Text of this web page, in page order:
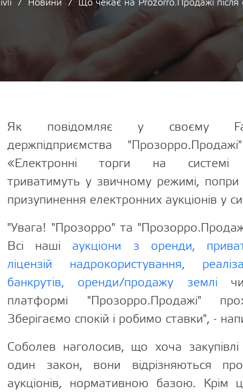
Новини Що чекає на Prozorro.Продажі після
Як повідомляє у своєму
держпідприємства
«Електронні торги на системі
триватимуть у звичному режимі,
призупинення електронних аукціонів у
"Увага! "Прозорро" та
Всі наші аукціони з оренди,
ліцензій надрокористування,
банкрутів, оренди/продажу землі
платформі "Прозорро.Продажі"
Зберігаємо спокій і робимо ставки", -
Соболев наголосив, що хоча
один закон, вони відрізняються
аукціонів, нормативною базою. Крім